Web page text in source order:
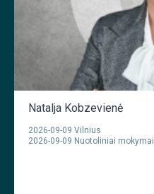
Natalja Kobzevienė
2026-09-09 Vilnius
2026-09-09 Nuotoliniai mokymai